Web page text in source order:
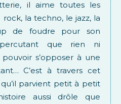
il aime toutes les
la techno, le jazz, la
de foudre pour son
que rien ni
s’opposer à une
C’est à travers cet
parvient petit à petit
aussi drôle que